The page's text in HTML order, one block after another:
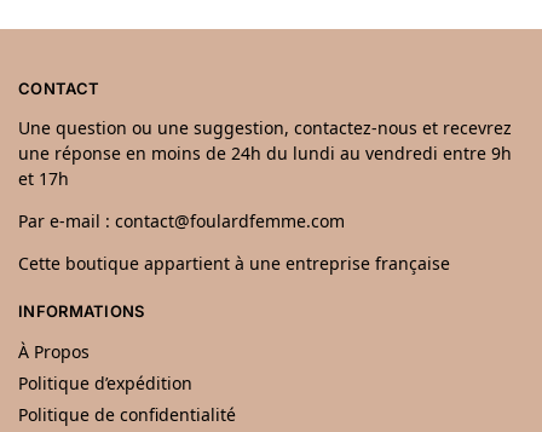
CONTACT
Une question ou une suggestion, contactez-nous et recevrez
une réponse en moins de 24h du lundi au vendredi entre 9h
et 17h
Par e-mail : contact@foulardfemme.com
Cette boutique appartient à une entreprise française
INFORMATIONS
À Propos
Politique d’expédition
Politique de confidentialité